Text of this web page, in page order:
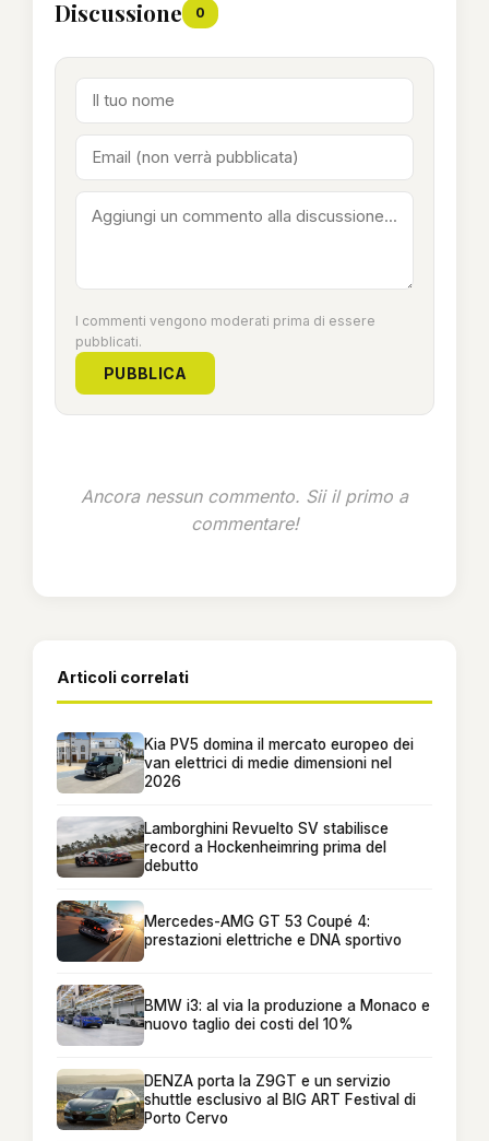
Discussione 0
I commenti vengono moderati prima di essere
pubblicati.
PUBBLICA
Ancora nessun commento. Sii il primo a
commentare!
Articoli correlati
Kia PV5 domina il mercato europeo dei
van elettrici di medie dimensioni nel
2026
Lamborghini Revuelto SV stabilisce
record a Hockenheimring prima del
debutto
Mercedes-AMG GT 53 Coupé 4:
prestazioni elettriche e DNA sportivo
BMW i3: al via la produzione a Monaco e
nuovo taglio dei costi del 10%
DENZA porta la Z9GT e un servizio
shuttle esclusivo al BIG ART Festival di
Porto Cervo